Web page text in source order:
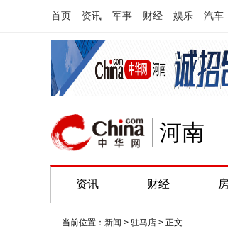
首页 资讯 军事 财经 娱乐 汽车
河南
资讯 财经
当前位置： 新闻 > 驻马店 > 正文